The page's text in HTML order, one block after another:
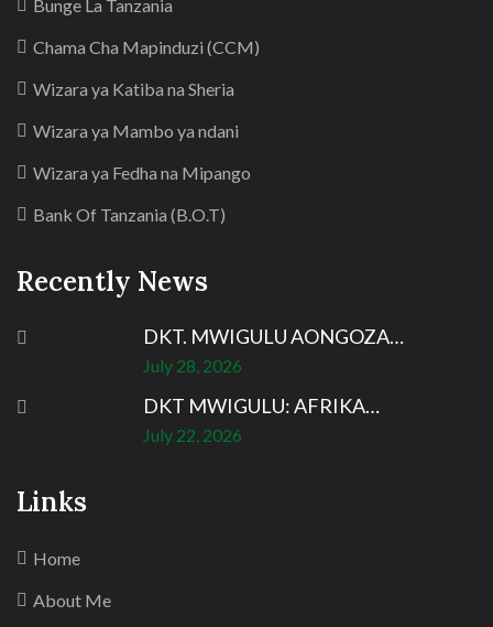
Bunge La Tanzania
Chama Cha Mapinduzi (CCM)
Wizara ya Katiba na Sheria
Wizara ya Mambo ya ndani
Wizara ya Fedha na Mipango
Bank Of Tanzania (B.O.T)
Recently News
DKT. MWIGULU AONGOZA…
July 28, 2026
DKT MWIGULU: AFRIKA…
July 22, 2026
Links
Home
About Me